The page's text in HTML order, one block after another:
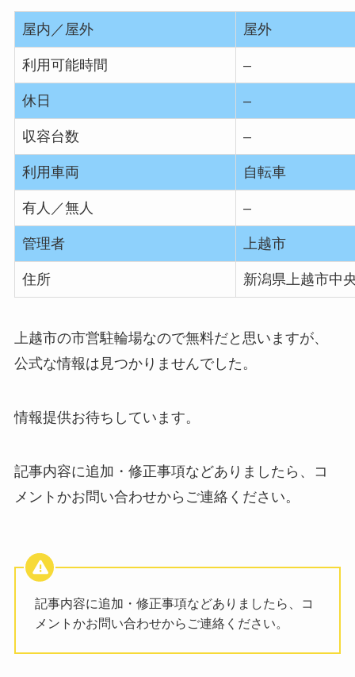
屋内／屋外 屋外
利用可能時間 –
休日 –
収容台数 –
利用車両 自転車
有人／無人 –
管理者 上越市
住所 新潟県上越市中
上越市の市営駐輪場なので無料だと思いますが、
公式な情報は見つかりませんでした。
情報提供お待ちしています。
記事内容に追加・修正事項などありましたら、コ
メントかお問い合わせからご連絡ください。
記事内容に追加・修正事項などありましたら、コ
メントかお問い合わせからご連絡ください。